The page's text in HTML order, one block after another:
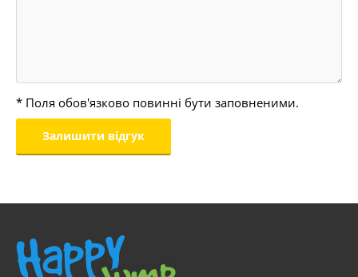
* Поля обов'язково повинні бути заповненими.